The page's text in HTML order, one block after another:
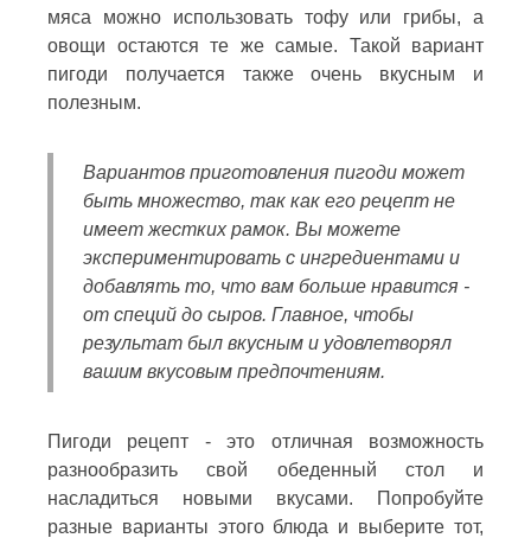
мяса можно использовать тофу или грибы, а
овощи остаются те же самые. Такой вариант
пигоди получается также очень вкусным и
полезным.
Вариантов приготовления пигоди может
быть множество, так как его рецепт не
имеет жестких рамок. Вы можете
экспериментировать с ингредиентами и
добавлять то, что вам больше нравится -
от специй до сыров. Главное, чтобы
результат был вкусным и удовлетворял
вашим вкусовым предпочтениям.
Пигоди рецепт - это отличная возможность
разнообразить свой обеденный стол и
насладиться новыми вкусами. Попробуйте
разные варианты этого блюда и выберите тот,